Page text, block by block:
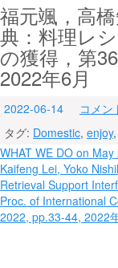
福元颯，高
典：料理レ
の獲得，第
2022年6月
2022-06-14
コメン
タグ: Domestic, enjoy,
投
稿
ナ
WHAT WE DO on May
Kaifeng Lei, Yoko
Retrieval Support
Proc. of International
2022, pp.33-44, 2022